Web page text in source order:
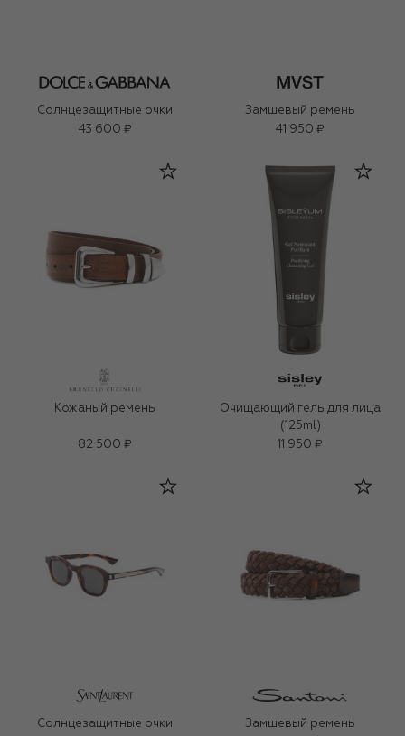
Солнцезащитные очки
43 600 ₽
Замшевый ремень
41 950 ₽
Кожаный ремень
82 500 ₽
Очищающий гель для лица
(125ml)
11 950 ₽
Солнцезащитные очки
Замшевый ремень